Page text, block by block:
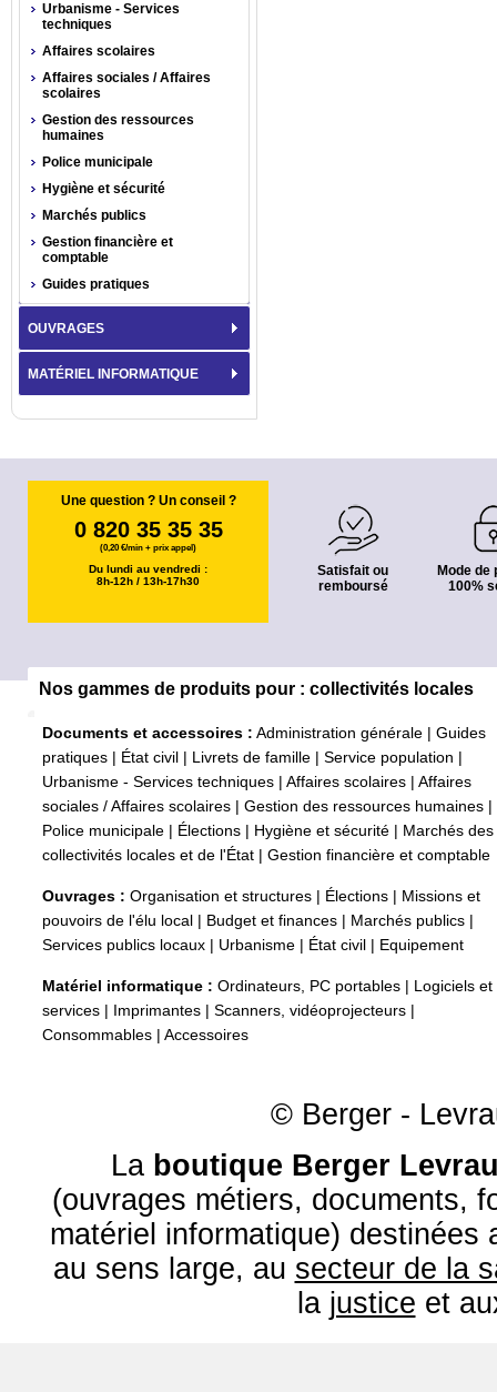
Urbanisme - Services
techniques
Affaires scolaires
Affaires sociales / Affaires
scolaires
Gestion des ressources
humaines
Police municipale
Hygiène et sécurité
Marchés publics
Gestion financière et
comptable
Guides pratiques
OUVRAGES
MATÉRIEL INFORMATIQUE
Une question ? Un conseil ?
0 820 35 35 35
(0,20 €/min + prix appel)
Du lundi au vendredi :
8h-12h / 13h-17h30
Satisfait ou
remboursé
Mode de
100%
Nos gammes de produits pour : collectivités locales
Documents et accessoires : Administration générale
Guides
pratiques
État civil Livrets de famille Service population
Urbanisme - Services techniques
Affaires scolaires
Affaires
sociales / Affaires scolaires
Gestion des ressources humaines
Police municipale
Élections Hygiène et sécurité
Marchés des
collectivités locales et de l'État
Gestion financière et comptable
Ouvrages : Organisation et structures Élections
Missions et
pouvoirs de l'élu local
Budget et finances Marchés publics
Services publics locaux
Urbanisme État civil Equipement
Matériel informatique : Ordinateurs, PC portables
Logiciels et
services
Imprimantes Scanners, vidéoprojecteurs
Consommables
Accessoires
© Berger -
La boutique Berger
(ouvrages métiers, documents,
matériel informatique) destinées
au sens large, au secteur de la
la justice et